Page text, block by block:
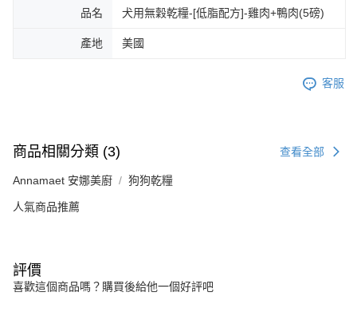
品名 犬用無穀乾糧-[低脂配方]-雞肉+鴨肉(5磅)
產地 美國
客服
商品相關分類 (3) 查看全部
Annamaet 安娜美廚 狗狗乾糧
人氣商品推薦
評價
喜歡這個商品嗎？購買後給他一個好評吧